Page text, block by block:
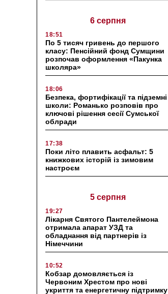
6 серпня
18:51
По 5 тисяч гривень до першого
класу: Пенсійний фонд Сумщини
розпочав оформлення «Пакунка
школяра»
18:06
Безпека, фортифікації та підземні
школи: Романько розповів про
ключові рішення сесії Сумської
облради
17:38
Поки літо плавить асфальт: 5
книжкових історій із зимовим
настроєм
5 серпня
19:27
Лікарня Святого Пантелеймона
отримала апарат УЗД та
обладнання від партнерів із
Німеччини
10:52
Кобзар домовляється із
Червоним Хрестом про нові
укриття та енергетичну підтримку